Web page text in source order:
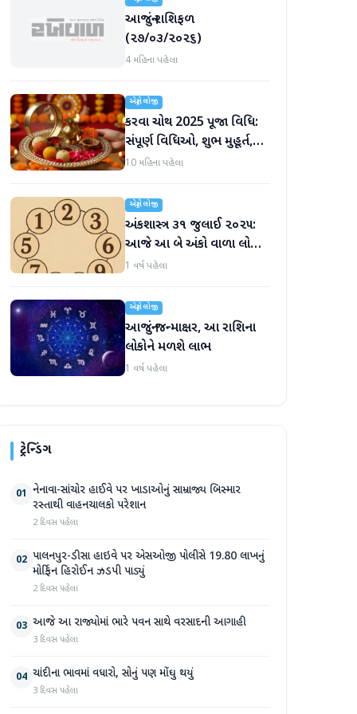
આજનું રાશિફળ
(૨૭/૦૩/૨૦૨૬)
4 મહિના પહેલા
એસ્ટ્રોલોજી
કરવા ચોથ 2025 પૂજા વિધિ:
સંપૂર્ણ વિધિઓ, શુભ મુહૂર્ત,
મંત્રો, વાર્તા અને આરતી વિશે
10 મહિના પહેલા
એસ્ટ્રોલોજી
અંકશાસ્ત્ર ૩૧ જુલાઈ ૨૦૨૫:
આજે આ બે અંકો વાળા લોકોને
નાણાકીય લાભ મળશે
1 વર્ષ પહેલા
એસ્ટ્રોલોજી
આજનું જન્માક્ષર, આ રાશિના
લોકોને મળશે લાભ
1 વર્ષ પહેલા
ટ્રેન્ડિંગ
01 નેનાવા-સાંચોર હાઈવે પર ખાડાઓનું સામ્રાજ્ય બિસ્માર
રસ્તાથી વાહનચાલકો પરેશાન
2 દિવસ પહેલા
02 પાલનપુર-ડીસા હાઇવે પર એસઓજી પોલીસે 19.80 લાખનું
મોર્ફિન હિરોઈન ઝડપી પાડ્યું
2 દિવસ પહેલા
03 આજે આ રાજ્યોમાં ભારે પવન સાથે વરસાદની આગાહી
3 દિવસ પહેલા
04 ચાંદીના ભાવમાં વધારો, સોનું પણ મોંઘુ થયું
3 દિવસ પહેલા